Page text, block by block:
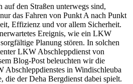
den Straßen unterwegs sind,
das Fahren von Punkt A nach Punkt
Effizienz und vor allem Sicherheit.
Ereignis, wie ein LKW
Planung stören. In solchen
LKW Abschleppdienst von
Blog-Post beleuchten wir die
Abschleppdienstes in Windischleuba
die der Deha Bergdienst dabei spielt.